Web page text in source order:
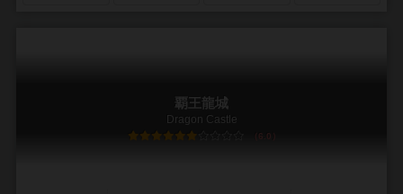
覇王龍城
Dragon Castle
6.0